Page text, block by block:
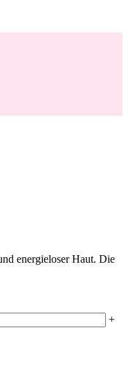
energieloser Haut. Die
+